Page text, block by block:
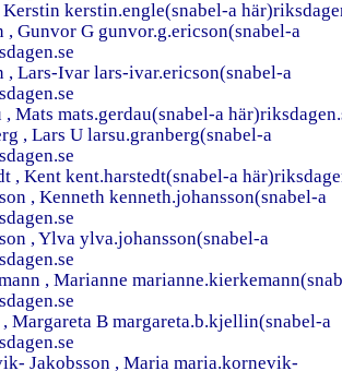
Kerstin kerstin.engle(snabel-a
, Gunvor G gunvor.g.ericson(snabel-a
, Lars-Ivar lars-ivar.ericson(snabel-a
, Mats mats.gerdau(snabel-a
, Lars U larsu.granberg(snabel-a
, Kent kent.harstedt(snabel-a
, Kenneth kenneth.johansson(snabel-a
, Ylva ylva.johansson(snabel-a
, Marianne
Margareta B margareta.b.kjellin(snabel-a
Jakobsson , Maria maria.kornevik-